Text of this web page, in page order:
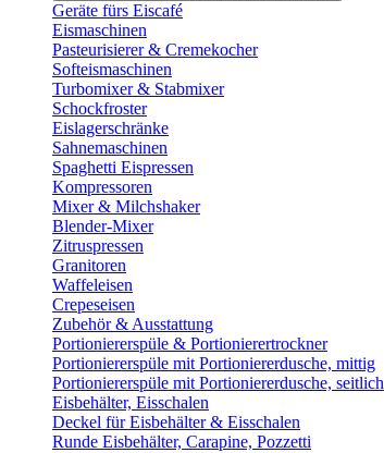
Geräte fürs Eiscafé
Eismaschinen
Pasteurisierer & Cremekocher
Softeismaschinen
Turbomixer & Stabmixer
Schockfroster
Eislagerschränke
Sahnemaschinen
Spaghetti Eispressen
Kompressoren
Mixer & Milchshaker
Blender-Mixer
Zitruspressen
Granitoren
Waffeleisen
Crepeseisen
Zubehör & Ausstattung
Portioniererspüle & Portionierertrockner
Portioniererspüle mit Portioniererdusche, mittig
Portioniererspüle mit Portioniererdusche, seitlich
Eisbehälter, Eisschalen
Deckel für Eisbehälter & Eisschalen
Runde Eisbehälter, Carapine, Pozzetti